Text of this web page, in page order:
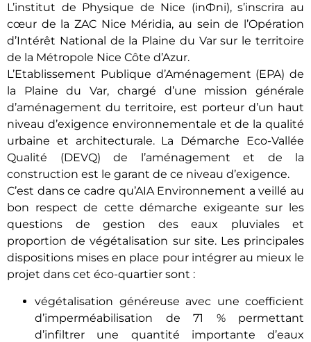
L’institut de Physique de Nice (inФni), s’inscrira au
cœur de la ZAC Nice Méridia, au sein de l’Opération
d’Intérêt National de la Plaine du Var sur le territoire
de la Métropole Nice Côte d’Azur.
L’Etablissement Publique d’Aménagement (EPA) de
la Plaine du Var, chargé d’une mission générale
d’aménagement du territoire, est porteur d’un haut
niveau d’exigence environnementale et de la qualité
urbaine et architecturale. La Démarche Eco-Vallée
Qualité (DEVQ) de l’aménagement et de la
construction est le garant de ce niveau d’exigence.
C’est dans ce cadre qu’AIA Environnement a veillé au
bon respect de cette démarche exigeante sur les
questions de gestion des eaux pluviales et
proportion de végétalisation sur site. Les principales
dispositions mises en place pour intégrer au mieux le
projet dans cet éco-quartier sont :
végétalisation généreuse avec une coefficient
d’imperméabilisation de 71 % permettant
d’infiltrer une quantité importante d’eaux